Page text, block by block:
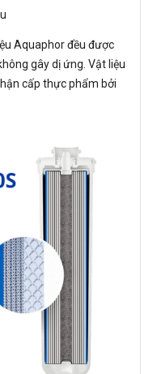
Aquaphor đều được
gây dị ứng. Vật liệu
cấp thực phẩm bởi